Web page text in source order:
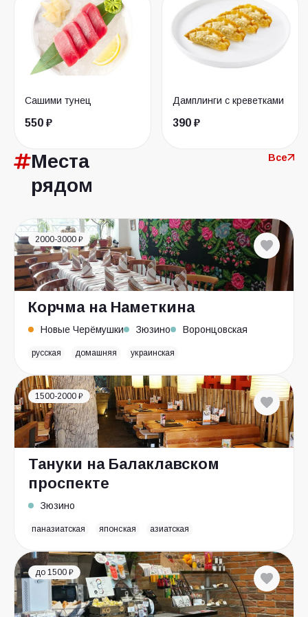
Сашими тунец
550 ₽
Дамплинги с креветками
390 ₽
Места
рядом
Все
2000-3000 ₽
Корчма на Наметкина
Новые Черёмушки Зюзино Воронцовская
русская домашняя украинская
1500-2000 ₽
Тануки на Балаклавском
проспекте
Зюзино
паназиатская японская азиатская
до 1500 ₽